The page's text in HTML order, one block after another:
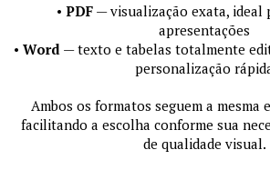
• PDF— visualização exata, ideal
apresentações
• Word — texto e tabelas totalmente
personalização
Ambos os formatos seguem a
facilitando a escolha conforme sua
de qualidade visual.